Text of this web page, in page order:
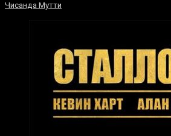
Чисанда Мутти